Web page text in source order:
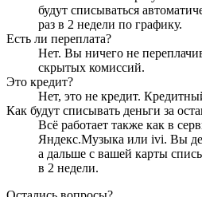
будут списываться
раз в 2 недели по графику.
Есть ли переплата?
Нет. Вы ничего не
скрытых комиссий.
Это кредит?
Нет, это не кредит.
Как будут списывать деньги за
Всё работает также как в
Яндекс.Музыка или ivi. Вы
а дальше с вашей карты
в 2 недели.